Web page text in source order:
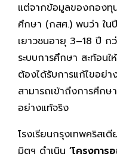
แต่จากข้อมูลของกองทุ
ศึกษา (กสศ.) พบว่า ใน
เยาวชนอายุ 3–18 ปี ก
ระบบการศึกษา สะท้อน
ต้องได้รับการแก้ไขอย่า
สามารถเข้าถึงการศึกษ
อย่างแท้จริง
โรงเรียนกรุงเทพคริส
มิตฯ ดำเนิน ‘โครงการ